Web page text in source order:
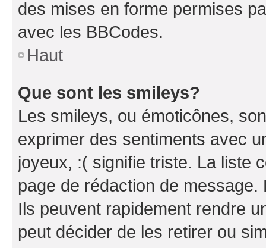
des mises en forme permises
avec les BBCodes.
Haut
Que sont les smileys?
Les smileys, ou émoticônes,
exprimer des sentiments avec
joyeux, :( signifie triste. La liste
page de rédaction de
Ils peuvent rapidement rendre
peut décider de les retirer ou